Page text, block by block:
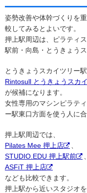
姿勢改善や体幹づくりを
較してみるとよいです。
押上駅周辺は、ピラティ
駅前・向島・とうきょう
とうきょうスカイツリー駅
Rintosull とうきょうスカ
が候補になります。
女性専用のマシンピラテ
ー駅東口方面を使う人に合
押上駅周辺では、
Pilates Mee 押上店
STUDIO.EDU 押上駅前
ASFiT 押上店
なども比較できます。
押上駅から近いスタジオ